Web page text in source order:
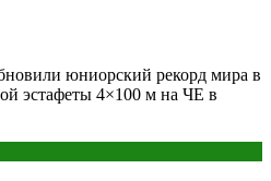
юниорский рекорд мира в
эстафеты 4×100 м на ЧЕ в